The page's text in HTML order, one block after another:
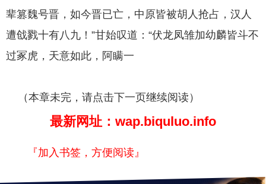
辈篡魏号晋，如今晋已亡，中原皆被胡人抢占，汉人
遭戗戮十有八九！”甘始叹道：“伏龙凤雏加幼麟皆斗不
过冢虎，天意如此，阿瞒一
（本章未完，请点击下一页继续阅读）
最新网址：wap.biquluo.info
『加入书签，方便阅读』